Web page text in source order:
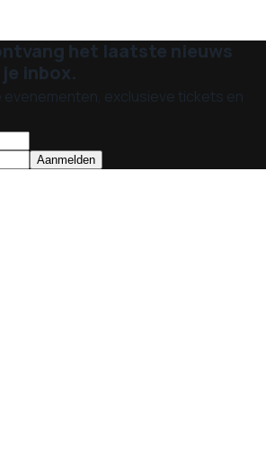
het laatste nieuws
inbox.
evenementen, exclusieve tickets en